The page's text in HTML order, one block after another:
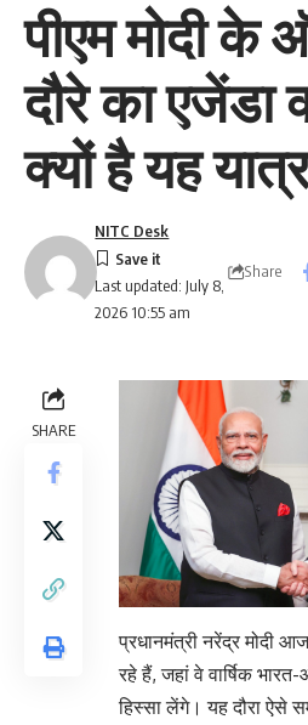
पीएम मोदी के
दौरे का एजेंडा
क्यों है यह
Last updated: July 8,
2026 10:55 am
NITC Desk
Share
SHARE
प्रधानमंत्री नरेंद्र मोदी
रहे हैं, जहां वे वार्षिक
हिस्सा लेंगे। यह दौरा ऐसे